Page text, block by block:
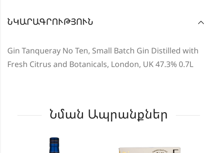
ՆԿԱՐԱԳՐՈՒԹՅՈՒՆ
Gin Tanqueray No Ten, Small Batch Gin Distilled with
Fresh Citrus and Botanicals, London, UK 47.3% 0.7L
Նման Ապրանքներ